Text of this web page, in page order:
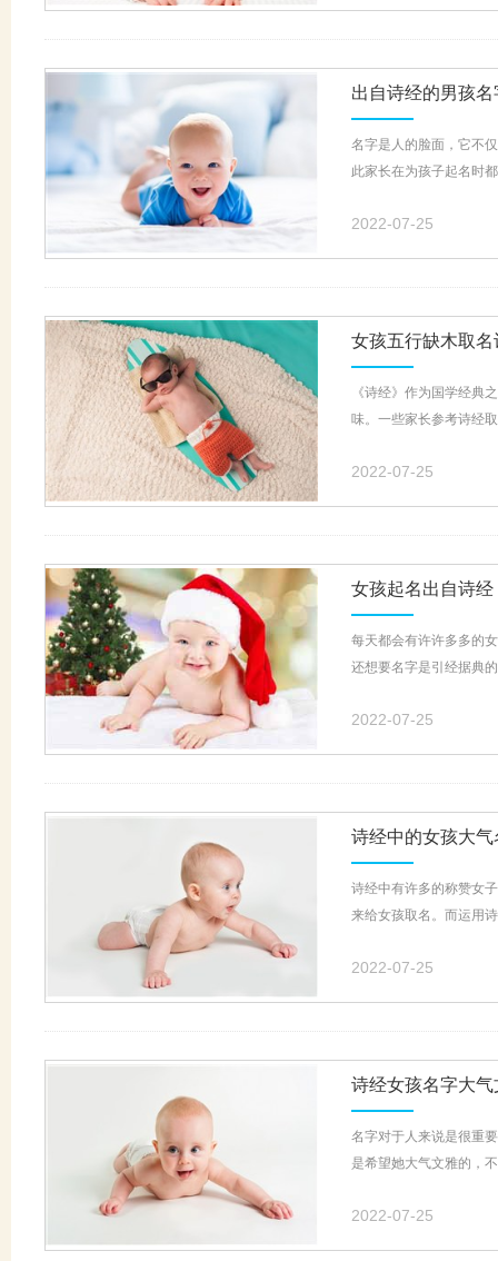
出自诗经的男孩名
名字是人的脸面，它不
此家长在为孩子起名时
2022-07-25
女孩五行缺木取名
《诗经》作为国学经典
味。一些家长参考诗经
2022-07-25
女孩起名出自诗经
每天都会有许许多多的
还想要名字是引经据典
2022-07-25
诗经中的女孩大气
诗经中有许多的称赞女
来给女孩取名。而运用
2022-07-25
诗经女孩名字大气
名字对于人来说是很重
是希望她大气文雅的，
2022-07-25